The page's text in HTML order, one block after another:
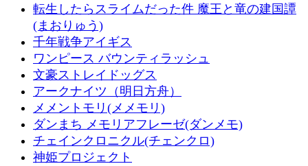
転生したらスライムだった件 魔王と竜の建国譚
(まおりゅう)
千年戦争アイギス
ワンピース バウンティラッシュ
文豪ストレイドッグス
アークナイツ（明日方舟）
メメントモリ(メメモリ)
ダンまち メモリアフレーゼ(ダンメモ)
チェインクロニクル(チェンクロ)
神姫プロジェクト